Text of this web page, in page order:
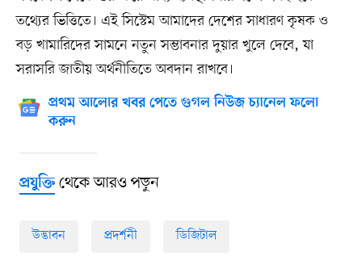
তথ্যের ভিত্তিতে। এই সিস্টেম আমাদের দেশের সাধারণ কৃষক ও
বড় খামারিদের সামনে নতুন সম্ভাবনার দুয়ার খুলে দেবে, যা
সরাসরি জাতীয় অর্থনীতিতে অবদান রাখবে।
প্রথম আলোর খবর পেতে গুগল নিউজ চ্যানেল ফলো
করুন
প্রযুক্তিথেকে আরও পড়ুন
উদ্ভাবন প্রদর্শনী ডিজিটাল